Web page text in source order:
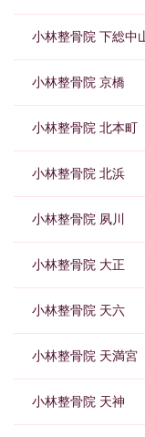
小林整骨院 下総中
小林整骨院 京橋
小林整骨院 北本町
小林整骨院 北浜
小林整骨院 夙川
小林整骨院 大正
小林整骨院 天六
小林整骨院 天満宮
小林整骨院 天神